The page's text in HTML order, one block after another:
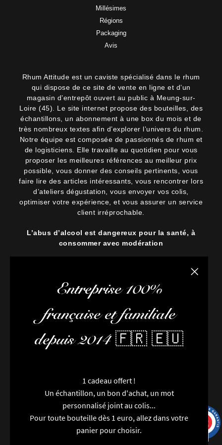
Fermer
Entreprise 100%
française et familiale
depuis 2014 🇫🇷 🇪🇺
1 cadeau offert !
Un échantillon, un bon d'achat, un mot
personnalisé joint au colis...
Pour toute bouteille dès 1 euro, allez dans votre
panier pour choisir.
Millésimes
Régions
Packaging
Avis
Rhum Attitude est un caviste spécialisé dans le rhum
qui dispose de ce site de vente en ligne et d’un
magasin d’entrepôt ouvert au public à Meung-sur-
Loire (45). Le site internet propose des bouteilles, des
échantillons, un abonnement à une box du mois et de
très nombreux textes afin d’explorer l’univers du rhum.
Notre équipe est composée de passionnés de rhum et
de logisticiens. Elle travaille au quotidien pour vous
proposer les meilleures références au meilleur prix
possible, vous donner des conseils pertinents, vous
faire lire des articles intéressants, vous rencontrer lors
d’ateliers dégustation, vous envoyer vos colis,
optimiser votre expérience, et vous assurer un service
client irréprochable.
L’abus d’alcool est dangereux pour la santé, à
consommer avec modération
/10
9993 avis